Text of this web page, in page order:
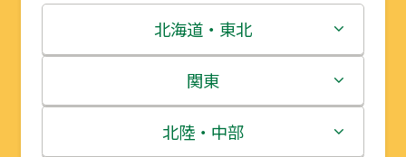
北海道・東北
北海道
青森県
関東
茨城県
北陸・中部